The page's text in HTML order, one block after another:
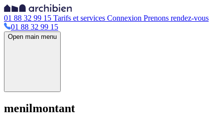
01 88 32 99 15 Tarifs et services Connexion Prenons rendez-vous
01 88 32 99 15
Open main menu
menilmontant